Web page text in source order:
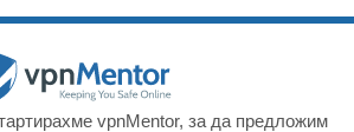
vpnMentor, за да предложим